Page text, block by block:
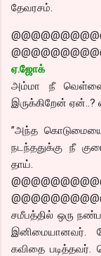
தேவரசம்.
ஏ.ஜோக்
அம்மா நீ
இருக்கிறேன்
”அந்த
நடந்ததுக்கு நீ
தாய்.
சமீபத்தில் ஒரு
இனிமையானவர்.
கவிதை